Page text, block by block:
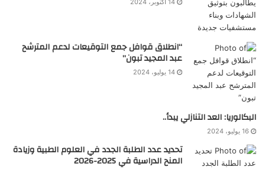
14 أكتوبر، 2024
“انطلاق قوافل جمع التوقيعات لدعم المترشح
عبد المجيد تبون”
14 يوليو، 2024
البكالوريا: العد التنازلي يبدأ..
16 يوليو، 2024
تحديد عدد الطلبة الجدد في العلوم الطبية وزيادة
المنح الدراسية في 2025-2026